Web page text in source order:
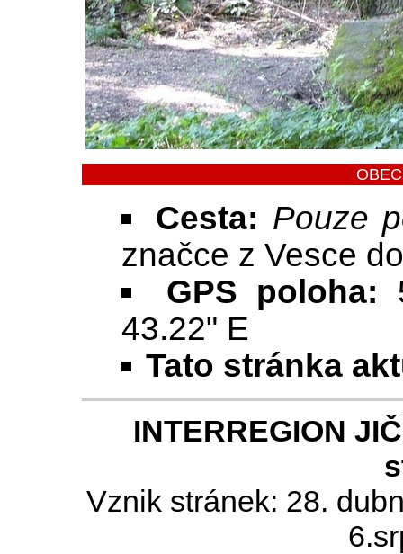
Cesta: Pouze
značce z Vesce
GPS poloha:
43.22" E
Tato stránka
INTERREGION
Vznik stránek: 28.